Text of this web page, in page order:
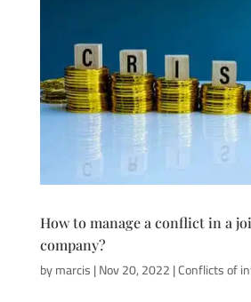
How to manage a conflict in a
company?
bymarcis|Nov 20, 2022|Conflicts of